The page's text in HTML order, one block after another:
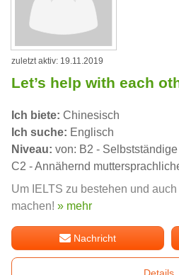
zuletzt aktiv: 19.11.2019
Let’s help with each
Ich biete: Chinesisch
Ich suche: Englisch
Niveau: von: B2 -
C2 - Annähernd
Um IELTS zu bestehen und
machen! » mehr
Nachricht